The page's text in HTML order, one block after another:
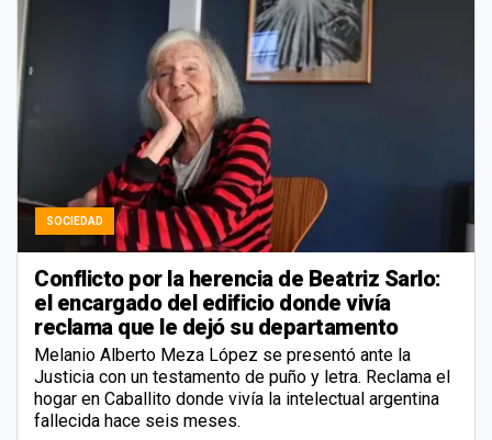
SOCIEDAD
Conflicto por la herencia de Beatriz Sarlo:
el encargado del edificio donde vivía
reclama que le dejó su departamento
Melanio Alberto Meza López se presentó ante la
Justicia con un testamento de puño y letra. Reclama el
hogar en Caballito donde vivía la intelectual argentina
fallecida hace seis meses.